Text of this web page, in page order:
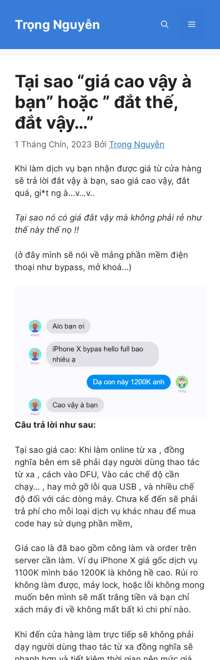
Trọng Nguyễn Menu
Tại sao “giá cao vậy à
bạn” hoặc ” đắt thế,
đắt vậy…”
1 Tháng Chín, 2023 Bởi Trọng Nguyễn
Khi làm dịch vụ bạn nhận được giá từ cửa hàng
sẽ trả lời đắt vậy à bạn, sao giá cao vậy, đắt
quá, gi*t ng à…v…v..
Tại sao nó có giá đắt vậy mà không phải rẻ như
thế này thế nọ !!
(ở đây mình sẽ nói về mảng phần mềm điện
thoại như bypass, mở khoá…)
Câu trả lời như sau:
Tại sao giá cao: Khi làm online từ xa , đồng
nghĩa bên em sẽ phải dạy người dùng thao tác
từ xa , cách vào DFU, Vào các chế độ cần
chạy… , hay mở gỡ lỗi qua USB , và nhiều chế
độ đối với các dòng máy. Chưa kể đến sẽ phải
trả phí cho mỗi loại dịch vụ khác nhau để mua
code hay sử dụng phần mềm,
Giá cao là đã bao gồm công làm và order trên
server cần làm. Ví dụ iPhone X giá gốc dịch vụ
1100K mình báo 1200K là không hề cao. Rủi ro
không làm được, máy lock, hoặc lỗi không mong
muốn bên mình sẽ mất trắng tiền và bạn chỉ
xách máy đi về không mất bất kì chi phí nào.
Khi đến cửa hàng làm trực tiếp sẽ không phải
dạy người dùng thao tác từ xa đồng nghĩa sẽ